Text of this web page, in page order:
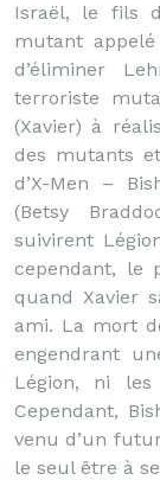
Israël, le fils
mutant
d’éliminer
terroriste
(Xavier) à
des mutants
d’X-Men –
(Betsy
suivirent
cependant, le
quand Xavier
ami. La mort
engendrant
Légion, ni les
Cependant,
venu d’un
le seul être à